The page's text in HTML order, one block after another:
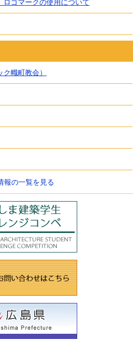
ロゴマークの使用について
幟町教会）
報の一覧を見る